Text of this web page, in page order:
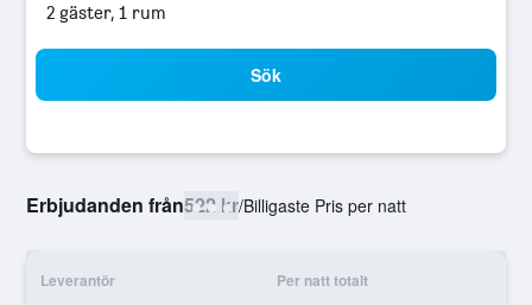
2 gäster, 1 rum
Sök
Erbjudanden från522 kr/Billigaste Pris per natt
Leverantör Per natt totalt